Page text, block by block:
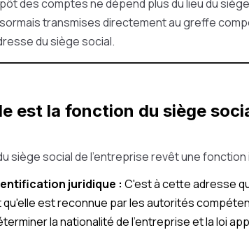
des comptes ne dépend plus du lieu du
transmises directement au greffe
du siège social.
est la fonction du siège
siège social de l'entreprise revêt une
juridique : C'est à cette adresse
qu'elle est reconnue par les autorités
la nationalité de l'entreprise et la loi